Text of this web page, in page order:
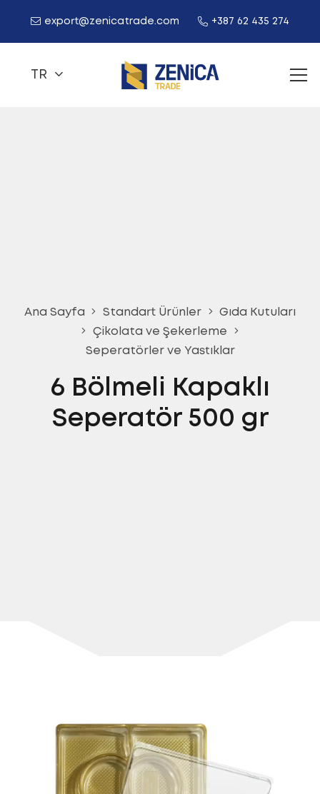
export@zenicatrade.com +387 62 435 274
TR
Ana Sayfa Standart Ürünler
Gıda Kutuları
Çikolata ve Şekerleme
Seperatörler ve Yastıklar
6 Bölmeli Kapaklı
Seperatör 500 gr